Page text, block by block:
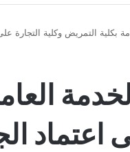
التمريض وكلية التجارة على
اعتماد